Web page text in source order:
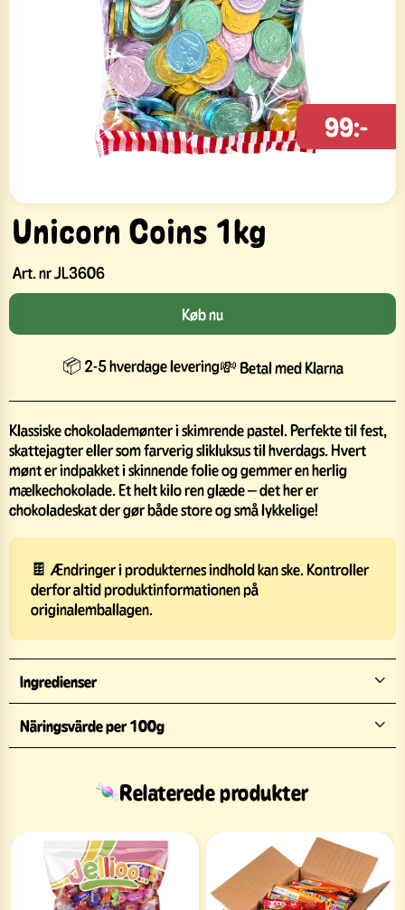
Unicorn Coins 1kg
Art. nrJL3606
99:-
Køb nu
📦 2-5 hverdage levering💸 Betal med Klarna
Klassiske chokolademønter i skimrende pastel. Perfekte til fest,
skattejagter eller som farverig slikluksus til hverdags. Hvert
mønt er indpakket i skinnende folie og gemmer en herlig
mælkechokolade. Et helt kilo ren glæde – det her er
chokoladeskat der gør både store og små lykkelige!
🍫 Ændringer i produkternes indhold kan ske. Kontroller
derfor altid produktinformationen på
originalemballagen.
Ingredienser
Näringsvärde per 100g
Relaterede produkter